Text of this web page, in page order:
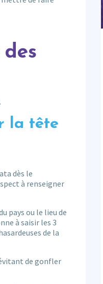
.
la tête
dès le
à renseigner
pays ou le lieu de
à saisir les 3
de la
de gonfler